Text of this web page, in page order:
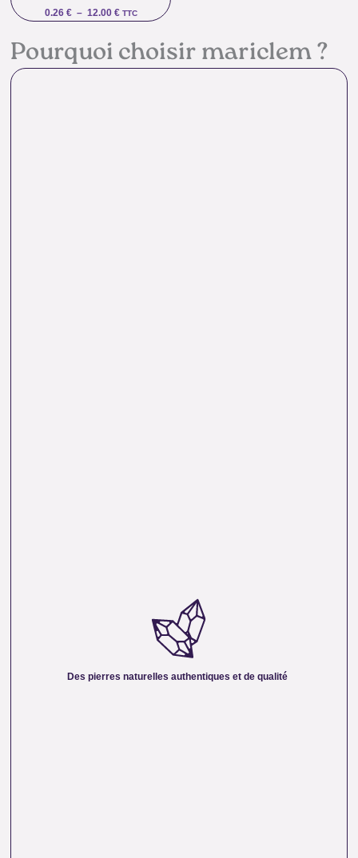
0.26 € – 12.00 € TTC
Pourquoi choisir mariclem ?
Des pierres naturelles authentiques et de qualité
Nous sélectionnons rigoureusement nos minéraux pour
vous offrir des pierres 100 % naturelles, non traitées et
sa beauté, sa vibration et son authenticité afin de vous